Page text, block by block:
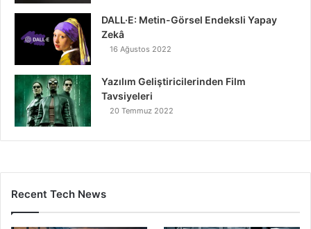
DALL·E: Metin-Görsel Endeksli Yapay
Zekâ
16 Ağustos 2022
Yazılım Geliştiricilerinden Film
Tavsiyeleri
20 Temmuz 2022
Recent Tech News